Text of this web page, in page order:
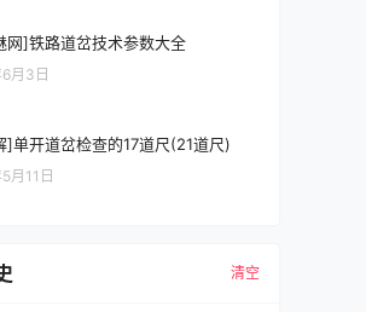
网]铁路道岔技术参数大全
月3日
]单开道岔检查的17道尺(21道尺)
月11日
清空